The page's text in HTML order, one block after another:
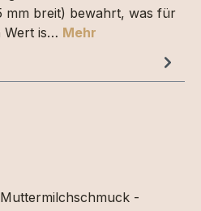
mm breit) bewahrt, was für
Wert is… Mehr
-